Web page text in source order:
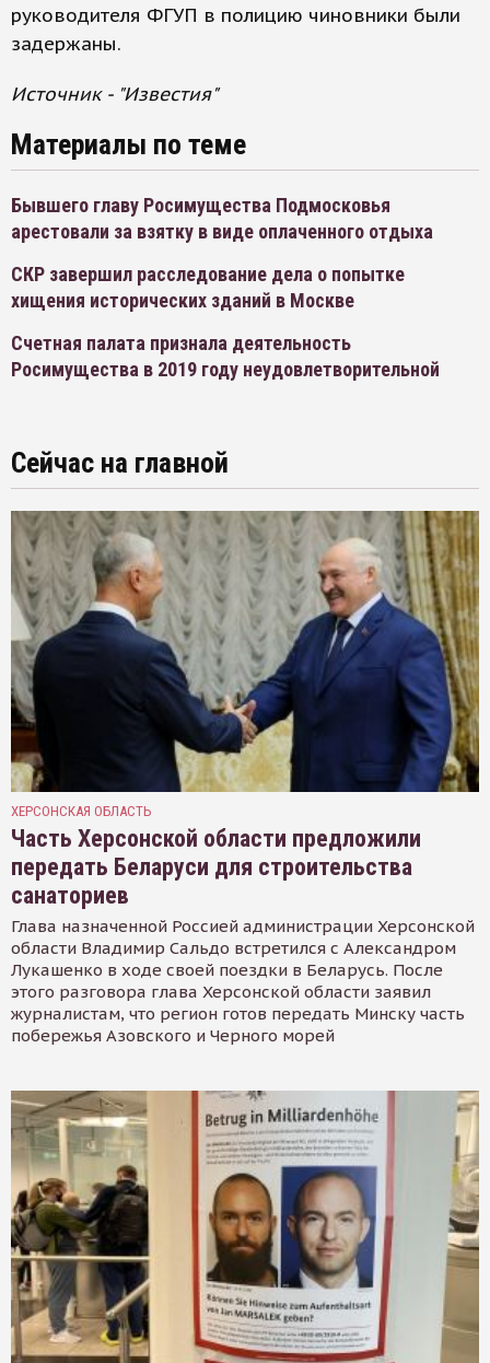
руководителя ФГУП в полицию чиновники были
задержаны.
Источник - "Известия"
Материалы по теме
Бывшего главу Росимущества Подмосковья
арестовали за взятку в виде оплаченного отдыха
СКР завершил расследование дела о попытке
хищения исторических зданий в Москве
Счетная палата признала деятельность
Росимущества в 2019 году неудовлетворительной
Сейчас на главной
ХЕРСОНСКАЯ ОБЛАСТЬ
Часть Херсонской области предложили
передать Беларуси для строительства
санаториев
Глава назначенной Россией администрации Херсонской
области Владимир Сальдо встретился с Александром
Лукашенко в ходе своей поездки в Беларусь. После
этого разговора глава Херсонской области заявил
журналистам, что регион готов передать Минску часть
побережья Азовского и Черного морей